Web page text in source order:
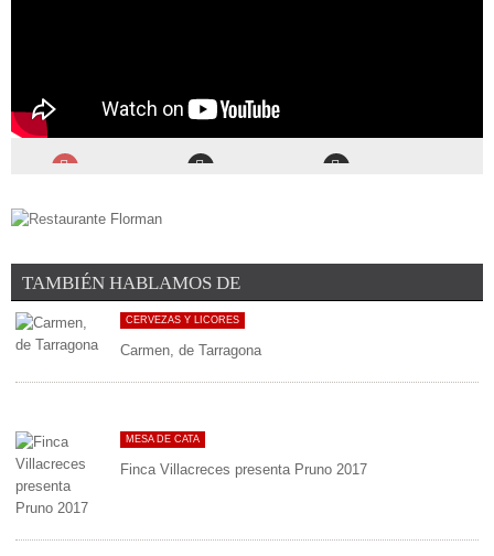
TAMBIÉN HABLAMOS DE
CERVEZAS Y LICORES
Carmen, de Tarragona
MESA DE CATA
Finca Villacreces presenta Pruno 2017